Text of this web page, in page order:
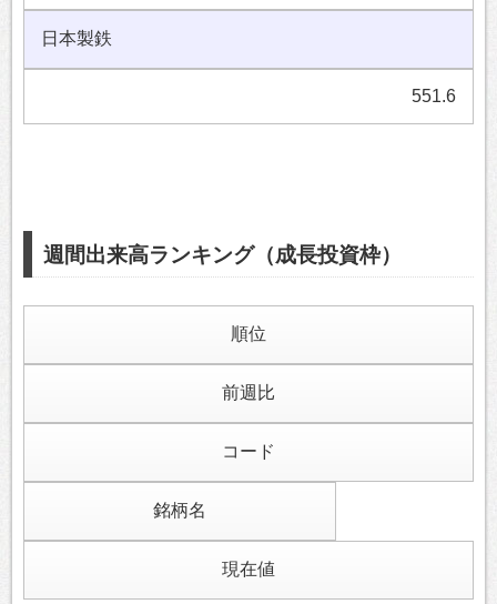
日本製鉄
551.6
週間出来高ランキング（成長投資枠）
順位
前週比
コード
銘柄名
現在値